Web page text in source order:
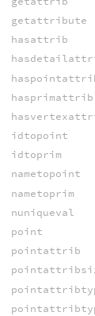
getattribute
hasattrib
hasprimattrib
idtopoint
idtoprim
nametopoint
nametoprim
nuniqueval
point
pointattrib